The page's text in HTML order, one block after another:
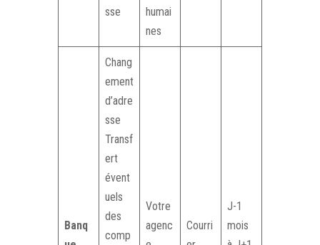
sse
humai
nes
Banq
Chang
ement
d’adre
sse
Transf
ert
évent
uels
des
comp
Votre
agenc
Courri
J-1
mois